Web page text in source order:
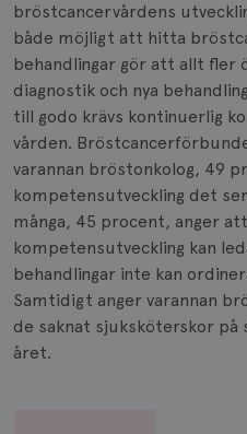
bröstcancervårdens
både möjligt att hitta
behandlingar gör att allt fler
diagnostik och nya
till godo krävs kontinuerlig
vården.
varannan bröstonkolog, 49
kompetensutveckling det
många, 45 procent, anger
kompetensutveckling kan
behandlingar inte kan
Samtidigt anger varannan
de saknat sjuksköterskor på
året.